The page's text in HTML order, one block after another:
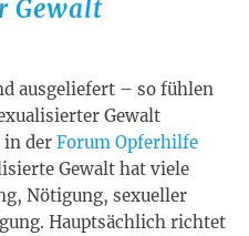
Gewalt
ausgeliefert – so fühlen
Gewalt
in der Forum Opferhilfe
Gewalt hat viele
Nötigung, sexueller
Hauptsächlich richtet